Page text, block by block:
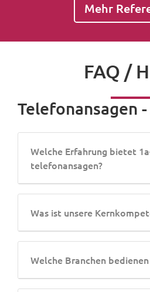
Mehr
FAQ /
Telefonansagen
Welche Erfahrung bietet
telefonansagen?
Was ist unsere
Welche Branchen bedienen